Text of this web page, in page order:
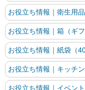
お役立ち情報｜衛生用
お役立ち情報｜箱（ギ
お役立ち情報｜紙袋（40
お役立ち情報｜キッチ
お役立ち情報｜イベント